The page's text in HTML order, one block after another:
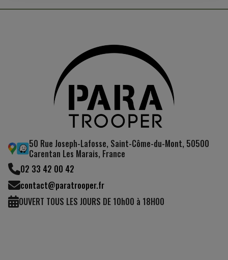
50 Rue Joseph-Lafosse, Saint-Côme-du-Mont, 50500
Carentan Les Marais, France
02 33 42 00 42
contact@paratrooper.fr
OUVERT TOUS LES JOURS DE 10h00 à 18H00